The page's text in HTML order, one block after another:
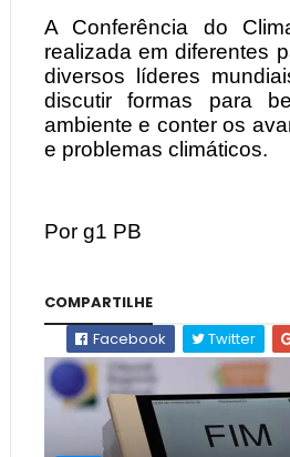
A Conferência do
realizada em diferentes
diversos líderes
discutir formas para
ambiente e conter os
e problemas climáticos.
Por g1 PB
COMPARTILHE
Facebook
Twitter